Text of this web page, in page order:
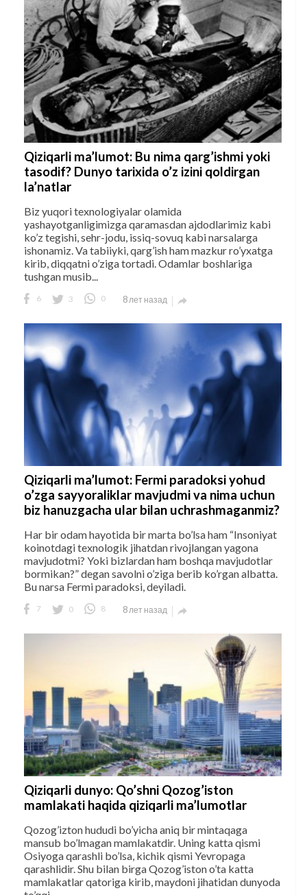
Qiziqarli ma’lumot: Bu nima qarg’ishmi yoki
tasodif? Dunyo tarixida o’z izini qoldirgan
la’natlar
Biz yuqori texnologiyalar olamida
yashayotganligimizga qaramasdan ajdodlarimiz kabi
ko’z tegishi, sehr-jodu, issiq-sovuq kabi narsalarga
ishonamiz. Va tabiiyki, qarg’ish ham mazkur ro’yxatga
kirib, diqqatni o’ziga tortadi. Odamlar boshlariga
tushgan musib...
6 3 0 8 лет назад 
Qiziqarli ma’lumot: Fermi paradoksi yohud
o’zga sayyoraliklar mavjudmi va nima uchun
biz hanuzgacha ular bilan uchrashmaganmiz?
Har bir odam hayotida bir marta bo’lsa ham “Insoniyat
koinotdagi texnologik jihatdan rivojlangan yagona
mavjudotmi? Yoki bizlardan ham boshqa mavjudotlar
bormikan?” degan savolni o’ziga berib ko’rgan albatta.
Bu narsa Fermi paradoksi, deyiladi.
7 0 8 8 лет назад 
Qiziqarli dunyo: Qo’shni Qozog’iston
mamlakati haqida qiziqarli ma’lumotlar
Qozog’izton hududi bo’yicha aniq bir mintaqaga
mansub bo’lmagan mamlakatdir. Uning katta qismi
Osiyoga qarashli bo’lsa, kichik qismi Yevropaga
qarashlidir. Shu bilan birga Qozog’iston o’ta katta
mamlakatlar qatoriga kirib, maydoni jihatidan dunyoda